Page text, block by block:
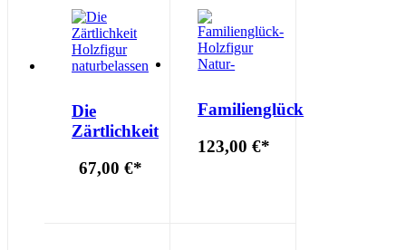
Die
Zärtlichkeit
67,00 €*
Familienglück
123,00 €*